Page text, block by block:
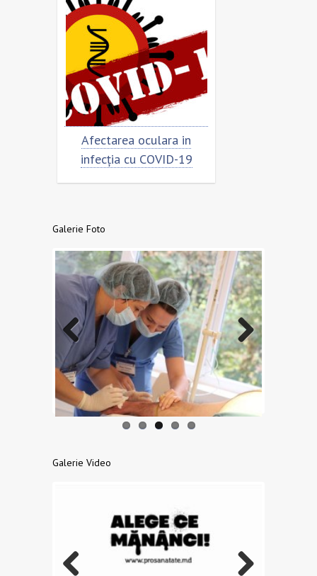
Afectarea oculara in
infecția cu COVID-19
Galerie Foto
Previo
us
Next
Galerie Video